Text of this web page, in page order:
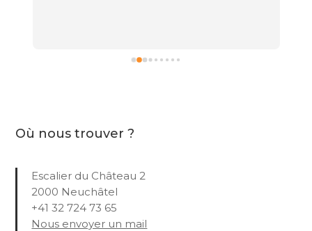
Où nous trouver ?
Escalier du Château 2
2000 Neuchâtel
+41 32 724 73 65
Nous envoyer un mail